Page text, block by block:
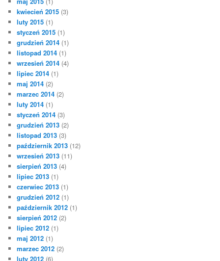
kwiecień 2015 (3)
luty 2015 (1)
styczeń 2015 (1)
grudzień 2014 (1)
listopad 2014 (1)
wrzesień 2014 (4)
lipiec 2014 (1)
maj 2014 (2)
marzec 2014 (2)
luty 2014 (1)
styczeń 2014 (3)
grudzień 2013 (2)
listopad 2013 (3)
październik 2013 (12)
wrzesień 2013 (11)
sierpień 2013 (4)
lipiec 2013 (1)
czerwiec 2013 (1)
grudzień 2012 (1)
październik 2012 (1)
sierpień 2012 (2)
lipiec 2012 (1)
maj 2012 (1)
marzec 2012 (2)
luty 2012 (6)